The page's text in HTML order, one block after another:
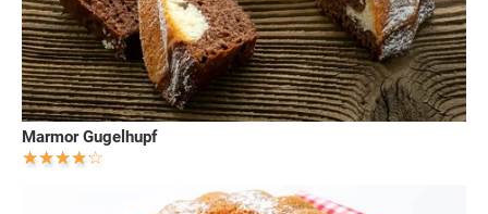
Marmor Gugelhupf